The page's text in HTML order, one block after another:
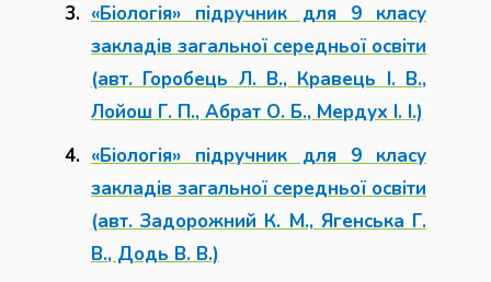
«Біологія» підручник для 9 класу
закладів загальної середньої освіти
(авт. Горобець Л. В., Кравець І. В.,
Лойош Г. П., Абрат О. Б., Мердух І. І.)
«Біологія» підручник для 9 класу
закладів загальної середньої освіти
(авт. Задорожний К. М., Ягенська Г.
В., Додь В. В.)